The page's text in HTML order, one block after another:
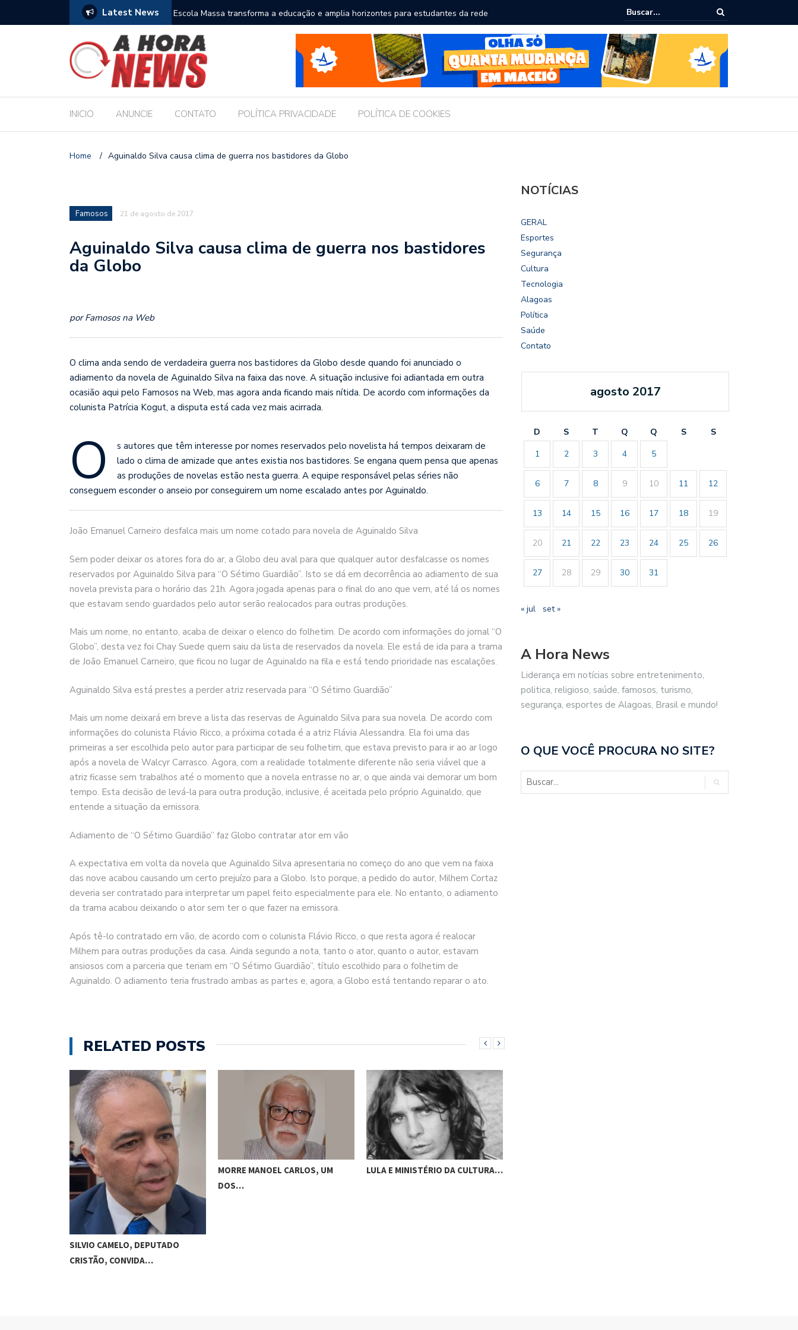
Latest News
escolares e sanciona jornada de 30 horas
Escola Massa transforma a educação e amplia horizontes para estudantes da rede
pública de Maceió
Chico Filho destaca potencial esportivo, turístico e econômico da Maratona
Internacional de Maceió
INICIO ANUNCIE CONTATO POLÍTICA PRIVACIDADE POLÍTICA DE COOKIES
Home / Aguinaldo Silva causa clima de guerra nos bastidores da Globo
Famosos 21 de agosto de 2017
Aguinaldo Silva causa clima de guerra nos bastidores
da Globo
por Famosos na Web
O clima anda sendo de verdadeira guerra nos bastidores da Globo desde quando foi anunciado o
adiamento da novela de Aguinaldo Silva na faixa das nove. A situação inclusive foi adiantada em outra
ocasião aqui pelo Famosos na Web, mas agora anda ficando mais nítida. De acordo com informações da
colunista Patrícia Kogut, a disputa está cada vez mais acirrada.
O
s autores que têm interesse por nomes reservados pelo novelista há tempos deixaram de
lado o clima de amizade que antes existia nos bastidores. Se engana quem pensa que apenas
as produções de novelas estão nesta guerra. A equipe responsável pelas séries não
conseguem esconder o anseio por conseguirem um nome escalado antes por Aguinaldo.
João Emanuel Carneiro desfalca mais um nome cotado para novela de Aguinaldo Silva
Sem poder deixar os atores fora do ar, a Globo deu aval para que qualquer autor desfalcasse os nomes
reservados por Aguinaldo Silva para “O Sétimo Guardião”. Isto se dá em decorrência ao adiamento de sua
novela prevista para o horário das 21h. Agora jogada apenas para o final do ano que vem, até lá os nomes
que estavam sendo guardados pelo autor serão realocados para outras produções.
Mais um nome, no entanto, acaba de deixar o elenco do folhetim. De acordo com informações do jornal “O
Globo”, desta vez foi Chay Suede quem saiu da lista de reservados da novela. Ele está de ida para a trama
de João Emanuel Carneiro, que ficou no lugar de Aguinaldo na fila e está tendo prioridade nas escalações.
Aguinaldo Silva está prestes a perder atriz reservada para “O Sétimo Guardião”
Mais um nome deixará em breve a lista das reservas de Aguinaldo Silva para sua novela. De acordo com
informações do colunista Flávio Ricco, a próxima cotada é a atriz Flávia Alessandra. Ela foi uma das
primeiras a ser escolhida pelo autor para participar de seu folhetim, que estava previsto para ir ao ar logo
após a novela de Walcyr Carrasco. Agora, com a realidade totalmente diferente não seria viável que a
atriz ficasse sem trabalhos até o momento que a novela entrasse no ar, o que ainda vai demorar um bom
tempo. Esta decisão de levá-la para outra produção, inclusive, é aceitada pelo próprio Aguinaldo, que
entende a situação da emissora.
Adiamento de “O Sétimo Guardião” faz Globo contratar ator em vão
A expectativa em volta da novela que Aguinaldo Silva apresentaria no começo do ano que vem na faixa
das nove acabou causando um certo prejuízo para a Globo. Isto porque, a pedido do autor, Milhem Cortaz
deveria ser contratado para interpretar um papel feito especialmente para ele. No entanto, o adiamento
da trama acabou deixando o ator sem ter o que fazer na emissora.
Após tê-lo contratado em vão, de acordo com o colunista Flávio Ricco, o que resta agora é realocar
Milhem para outras produções da casa. Ainda segundo a nota, tanto o ator, quanto o autor, estavam
ansiosos com a parceria que teriam em “O Sétimo Guardião”, título escolhido para o folhetim de
Aguinaldo. O adiamento teria frustrado ambas as partes e, agora, a Globo está tentando reparar o ato.
RELATED POSTS
SILVIO CAMELO, DEPUTADO
CRISTÃO, CONVIDA…
MORRE MANOEL CARLOS, UM
DOS…
LULA E MINISTÉRIO DA CULTURA…
NOTÍCIAS
GERAL
Esportes
Segurança
Cultura
Tecnologia
Alagoas
Política
Saúde
Contato
agosto 2017
D S T Q Q S
S
1
2 3 4 5
6 7 8 9 10 11 12
13 14 15 16 17 18 19
20 21 22 23 24 25 26
27 28 29 30 31
« jul set »
A Hora News
Liderança em notícias sobre entretenimento,
politica, religioso, saúde, famosos, turismo,
segurança, esportes de Alagoas, Brasil e mundo!
O QUE VOCÊ PROCURA NO SITE?